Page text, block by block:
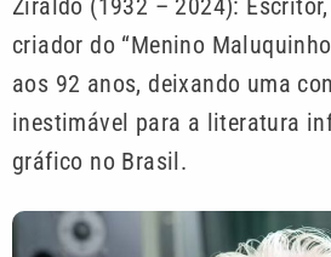
Ziraldo (1932 – 2024):
criador do “Menino
aos 92 anos, deixando uma
inestimável para a literatura
gráfico no Brasil.